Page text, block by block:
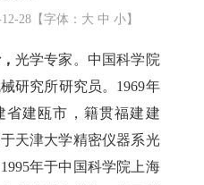
28【字体： 大 中 小 】
光学专家。中国科学院
研究所研究员。1969年
省建瓯市，籍贯福建建
天津大学精密仪器系光
年于中国科学院上海